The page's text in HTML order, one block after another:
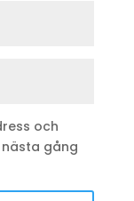
och
gång